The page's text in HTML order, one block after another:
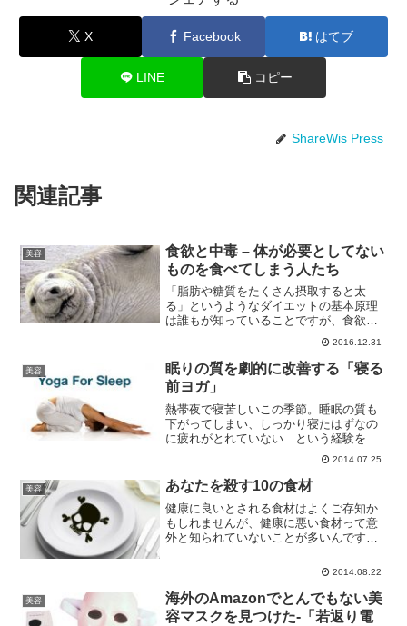
X Facebook はてブ
LINE コピー
ShareWis Press
関連記事
美容
食欲と中毒 – 体が必要としてない
ものを食べてしまう人たち
「脂肪や糖質をたくさん摂取すると太
る」というようなダイエットの基本原理
は誰もが知っていることですが、食欲に
なかなか勝てないと頭を悩ませている方
も多いかもしれません。実は好きでもな
いのに食べている？食欲の謎そもそも食
事は、たんぱく質や食物繊維...
2016.12.31
美容
眠りの質を劇的に改善する「寝る
前ヨガ」
熱帯夜で寝苦しいこの季節。睡眠の質も
下がってしまい、しっかり寝たはずなの
に疲れがとれていない…という経験をさ
れる方も多いのではないでしょうか。眠
れない夜を過ごし、眠たい昼を過ごして
しまう以上に、睡眠不足は私たちに大き
な影響をおよぼします。不...
2014.07.25
美容 あなたを殺す10の食材
健康に良いとされる食材はよくご存知か
もしれませんが、健康に悪い食材って意
外と知られていないことが多いんです。
べてはいけないあなたを殺す10の食材を
と書かれた食品は...
2014.08.22
美容
海外のAmazonでとんでもない美
容マスクを見つけた-「若返り電